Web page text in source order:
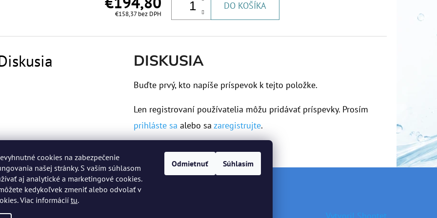
cookies na zabezpečenie
našej stránky. S vaším súhlasom
aj analytické a marketingové cookies.
kedykoľvek zmeniť alebo odvolať v
Viac informácií tu.
Odmietnuť Súhlasím
€158,37 bez DPH
DO KOŠÍKA
DISKUSIA
Buďte prvý, kto napíše príspevok k tejto položke.
Len registrovaní používatelia môžu pridávať príspevky. Prosím
prihláste sa alebo sazaregistrujte.